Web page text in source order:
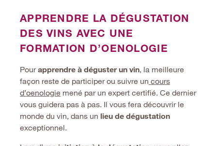
APPRENDRE LA DÉGUSTATION
DES VINS AVEC UNE
FORMATION D’OENOLOGIE
Pourapprendre à déguster un vin , la meilleure
façon reste de participer ou suivre un cours
d’oenologie mené par un expert certifié. Ce dernier
vous guidera pas à pas. Il vous fera découvrir le
monde du vin, dans un lieu de dégustation
exceptionnel.